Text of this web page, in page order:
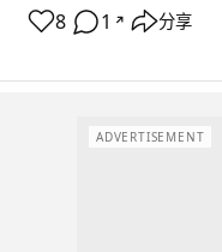
8 1 ↗ 分享
ADVERTISEMENT